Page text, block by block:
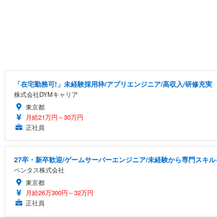
「在宅勤務可!」未経験採用枠/アプリエンジニア/高収入/研修充実
株式会社DYMキャリア
東京都
月給21万円～30万円
正社員
27卒・新卒歓迎/ゲームサーバーエンジニア/未経験から専門スキ
ベンタス株式会社
東京都
月給26万300円～32万円
正社員